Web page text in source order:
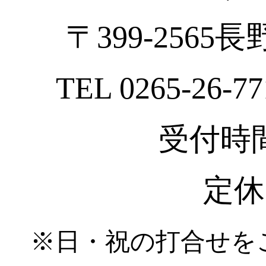
〒399-2565長
TEL 0265-26-
受付時
定
※日・祝の打合せを